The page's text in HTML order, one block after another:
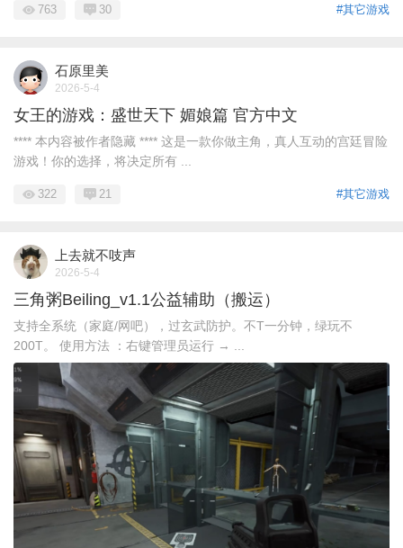
#其它游戏
763 30
石原里美
2026-5-4
女王的游戏：盛世天下 媚娘篇 官方中文
**** 本内容被作者隐藏 **** 这是一款你做主角，真人互动的宫廷冒险
游戏！你的选择，将决定所有 ...
#其它游戏
322 21
上去就不吱声
2026-5-4
三角粥Beiling_v1.1公益辅助（搬运）
支持全系统（家庭/网吧），过玄武防护。不T一分钟，绿玩不
200T。 使用方法 ：右键管理员运行 → ...